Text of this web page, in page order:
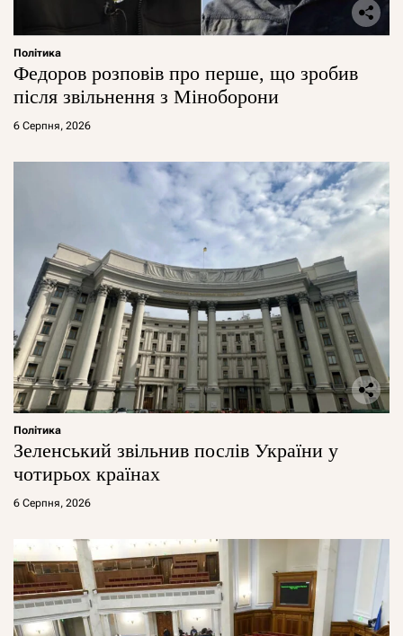
Політика
Федоров розповів про перше, що зробив
після звільнення з Міноборони
6 Серпня, 2026
Політика
Зеленський звільнив послів України у
чотирьох країнах
6 Серпня, 2026